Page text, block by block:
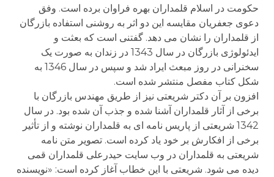
حکومت در اسلام قلمداران بهره فراوان برده است. وفق
دعوی جعفریان مقایسه این دو اثر به روشنی استفاده بازرگان
از قلمداران را نشان می دهد. گفتنی است که بعثت و
ایدئولوژی بازرگان در سال 1343 در زندان به صورت یک
سخنرانی در روز مبعث ایراد شد و سپس در سال 1346 به
شکل کتاب مفصل منتشر شده است.
افزون بر آن دکتر شریعتی نیز از طریق مهندس بازرگان با
برخی از آثار قلمداران آشنا شده و جذب آن شده بود. در سال
1342 شریعتی از پاریس نامه ای به قلمداران نوشته و از تأثیر
برخی از افکارش بر خود یاد کرده است. تصویر متن نامه
شریعتی به قلمداران در وب سایت حیدرعلی قلمداران قمی
دیده می شود. شریعتی با این خطاب آغاز کرده است: «نویسنده